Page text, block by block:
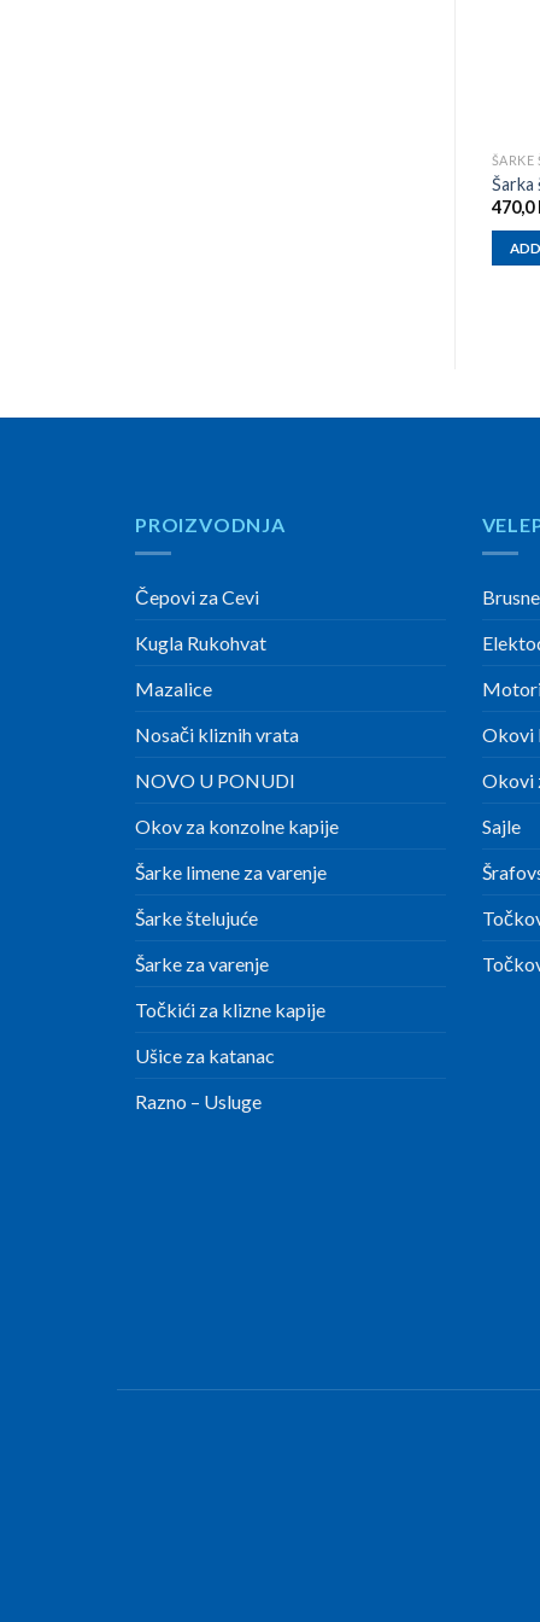
ŠARKE
Šarka
470,0
PROIZVODNJA
Čepovi za Cevi
Kugla Rukohvat
Mazalice
Nosači kliznih vrata
NOVO U PONUDI
Okov za konzolne kapije
Šarke limene za varenje
Šarke štelujuće
Šarke za varenje
Točkići za klizne kapije
Ušice za katanac
Razno – Usluge
Okovi
Okovi
Sajle